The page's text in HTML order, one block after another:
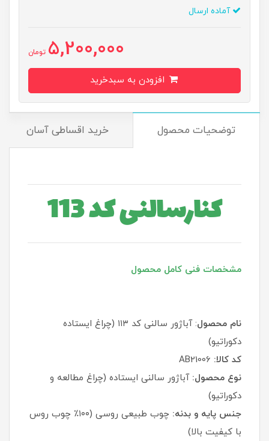
آماده ارسال
5,200,000 تومان
توضحیات محصول خرید اقساطی آسان
کنارسالنی کد 113
مشخصات فنی کامل محصول
نام محصول
: آباژور سالنی کد ۱۱۳ (چراغ ایستاده
دکوراتیو)
کد کالا: AB21006
نوع محصول:آباژور سالنی ایستاده (چراغ مطالعه و
دکوراتیو)
جنس پایه و بدنه:
چوب طبیعی روسی (۱۰۰٪ چوب روس
با کیفیت بالا)